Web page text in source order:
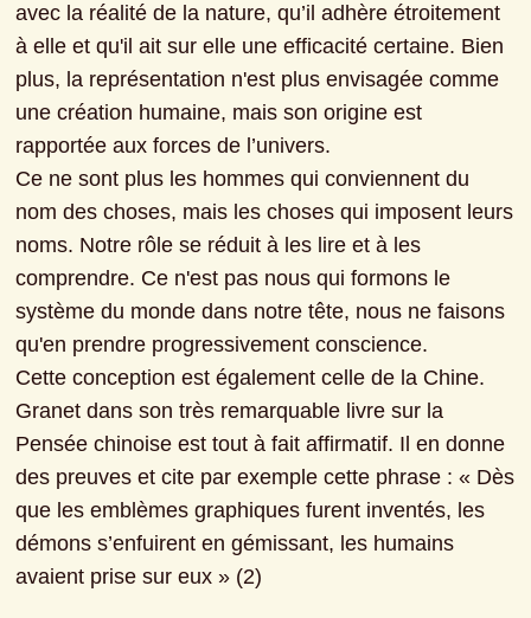
avec la réalité de la nature, qu’il adhère étroitement
à elle et qu'il ait sur elle une efficacité certaine. Bien
plus, la représentation n'est plus envisagée comme
une création humaine, mais son origine est
rapportée aux forces de l’univers.
Ce ne sont plus les hommes qui conviennent du
nom des choses, mais les choses qui imposent leurs
noms. Notre rôle se réduit à les lire et à les
comprendre. Ce n'est pas nous qui formons le
système du monde dans notre tête, nous ne faisons
qu'en prendre progressivement conscience.
Cette conception est également celle de la Chine.
Granet dans son très remarquable livre sur la
Pensée chinoise est tout à fait affirmatif. Il en donne
des preuves et cite par exemple cette phrase : « Dès
que les emblèmes graphiques furent inventés, les
démons s’enfuirent en gémissant, les humains
avaient prise sur eux » (2)